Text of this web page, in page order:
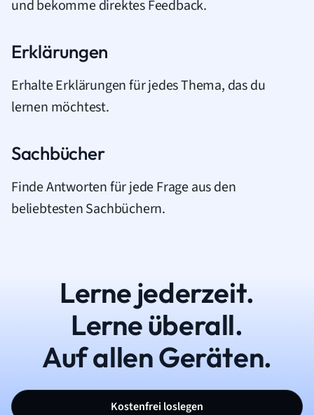
und bekomme direktes Feedback.
Erklärungen
Erhalte Erklärungen für jedes Thema, das du
lernen möchtest.
Sachbücher
Finde Antworten für jede Frage aus den
beliebtesten Sachbüchern.
Lerne jederzeit.
Lerne überall.
Auf allen Geräten.
Kostenfrei loslegen